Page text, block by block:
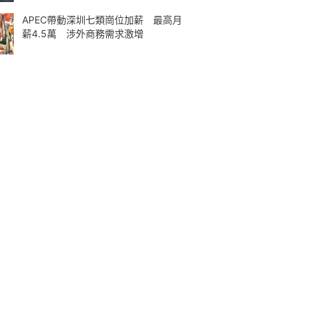
APEC帶動深圳七類崗位加薪 最高月
薪4.5萬 涉外商務需求激增